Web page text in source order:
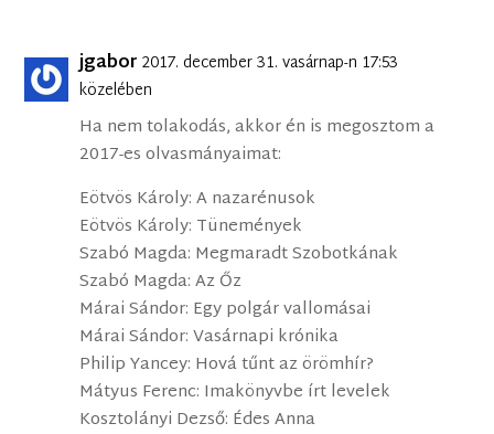
jgabor 2017. december 31. vasárnap-n 17:53
közelében
Ha nem tolakodás, akkor én is megosztom a
2017-es olvasmányaimat:
Eötvös Károly: A nazarénusok
Eötvös Károly: Tünemények
Szabó Magda: Megmaradt Szobotkának
Szabó Magda: Az Őz
Márai Sándor: Egy polgár vallomásai
Márai Sándor: Vasárnapi krónika
Philip Yancey: Hová tűnt az örömhír?
Mátyus Ferenc: Imakönyvbe írt levelek
Kosztolányi Dezső: Édes Anna